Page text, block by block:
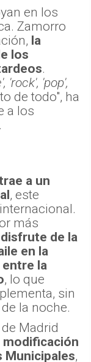
en los
Zamorro
la
los
.
'rock', 'pop',
de todo", ha
a los
a un
, este
más
de la
en la
la
, lo que
sin
la noche.
Madrid
modificación
Municipales,